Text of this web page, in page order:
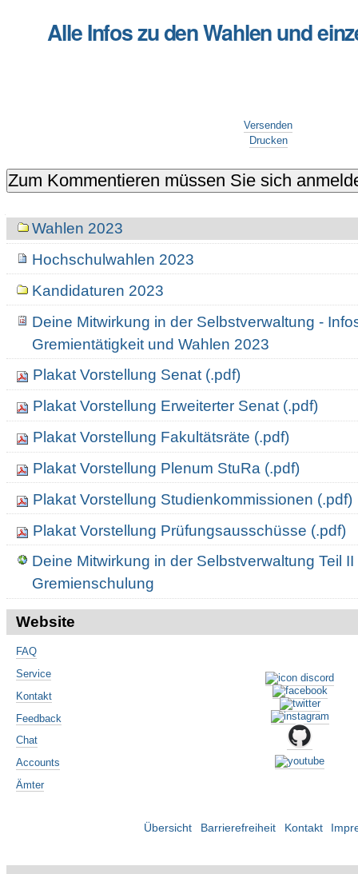
Alle Infos zu den Wahlen und
Versenden
Drucken
NavigationWahlen 2023
Hochschulwahlen 2023
Kandidaturen 2023
Deine Mitwirkung in der Selbstverwaltung -
Gremientätigkeit und Wahlen 2023
Plakat Vorstellung Senat (.pdf)
Plakat Vorstellung Erweiterter Senat (.pdf)
Plakat Vorstellung Fakultätsräte (.pdf)
Plakat Vorstellung Plenum StuRa (.pdf)
Plakat Vorstellung Studienkommissionen (.pdf)
Plakat Vorstellung Prüfungsausschüsse (.pdf)
Deine Mitwirkung in der Selbstverwaltung Teil
Gremienschulung
Website
FAQ
Service
Kontakt
Feedback
Chat
Accounts
Ämter
Übersicht Barrierefreiheit Kontakt